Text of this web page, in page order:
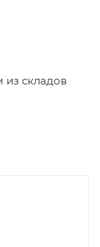
из складов